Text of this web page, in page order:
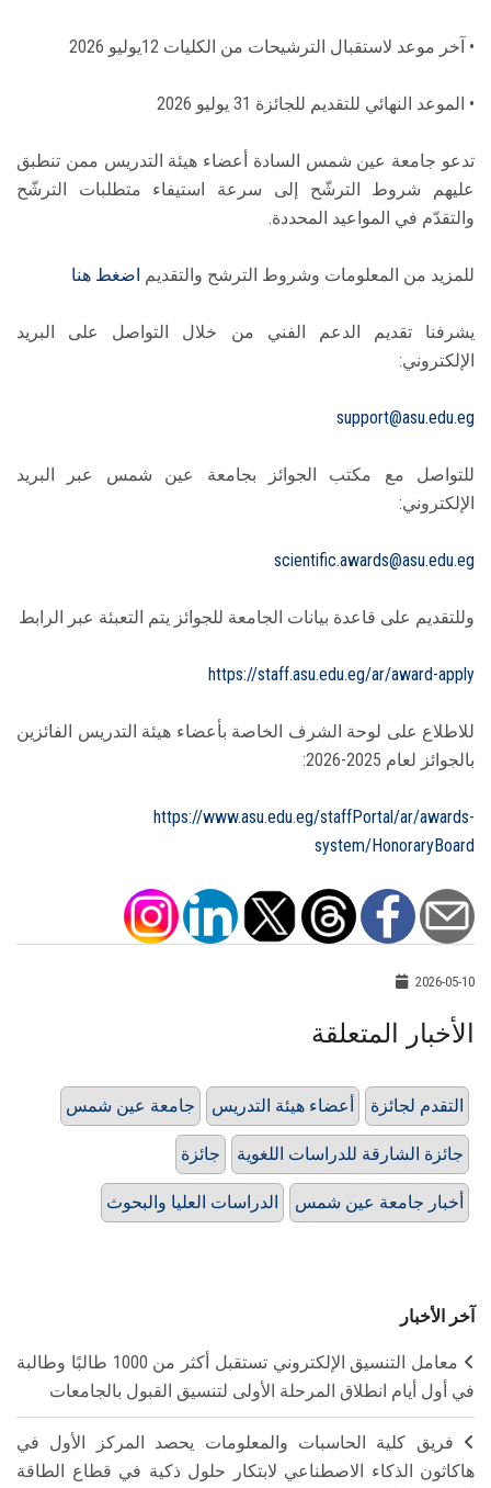
• آخر موعد لاستقبال الترشيحات من الكليات 12يوليو 2026
• الموعد النهائي للتقديم للجائزة 31 يوليو 2026
تدعو جامعة عين شمس السادة أعضاء هيئة التدريس ممن تنطبق
عليهم شروط الترشّح إلى سرعة استيفاء متطلبات الترشّح
والتقدّم في المواعيد المحددة.
للمزيد من المعلومات وشروط الترشح والتقديم اضغط هنا
يشرفنا تقديم الدعم الفني من خلال التواصل على البريد
الإلكتروني:
support@asu.edu.eg
للتواصل مع مكتب الجوائز بجامعة عين شمس عبر البريد
الإلكتروني:
scientific.awards@asu.edu.eg
وللتقديم على قاعدة بيانات الجامعة للجوائز يتم التعبئة عبر الرابط
https://staff.asu.edu.eg/ar/award-apply
للاطلاع على لوحة الشرف الخاصة بأعضاء هيئة التدريس الفائزين
بالجوائز لعام 2025-2026:
https://www.asu.edu.eg/staffPortal/ar/awards-
system/HonoraryBoard
2026-05-10
الأخبار المتعلقة
جامعة عين شمس أعضاء هيئة التدريس التقدم لجائزة
جائزة جائزة الشارقة للدراسات اللغوية
الدراسات العليا والبحوث أخبار جامعة عين شمس
آخر الأخبار
معامل التنسيق الإلكتروني تستقبل أكثر من 1000 طالبًا وطالبة
في أول أيام انطلاق المرحلة الأولى لتنسيق القبول بالجامعات
فريق كلية الحاسبات والمعلومات يحصد المركز الأول في
هاكاثون الذكاء الاصطناعي لابتكار حلول ذكية في قطاع الطاقة